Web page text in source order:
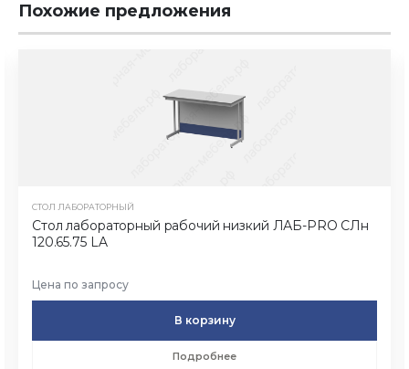
Похожие предложения
СТОЛ ЛАБОРАТОРНЫЙ
Стол лабораторный рабочий низкий ЛАБ-PRO CЛн
120.65.75 LA
Цена по запросу
В корзину
Подробнее